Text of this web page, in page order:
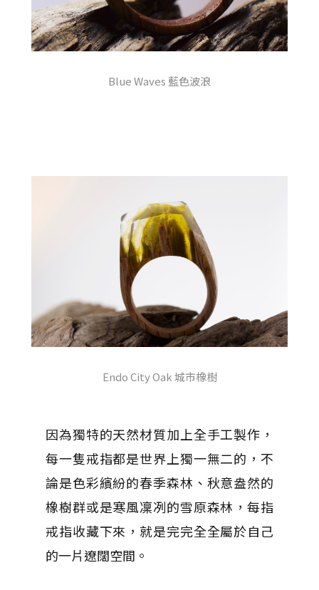
Blue Waves 藍色波浪
Endo City Oak 城市橡樹
因為獨特的天然材質加上全手工製作，
每一隻戒指都是世界上獨一無二的，不
論是色彩繽紛的春季森林、秋意盎然的
橡樹群或是寒風凜冽的雪原森林，每指
戒指收藏下來，就是完完全全屬於自己
的一片遼闊空間。